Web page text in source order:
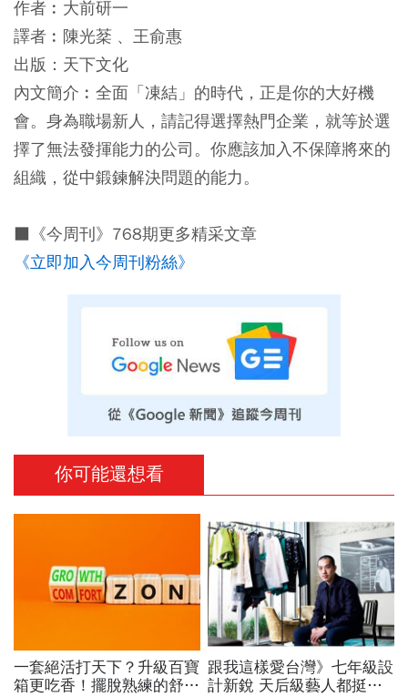
作者︰大前研一
譯者︰陳光棻 、王俞惠
出版：天下文化
內文簡介︰全面「凍結」的時代，正是你的大好機
會。身為職場新人，請記得選擇熱門企業，就等於選
擇了無法發揮能力的公司。你應該加入不保障將來的
組織，從中鍛鍊解決問題的能力。
■《今周刊》768期更多精采文章
《立即加入今周刊粉絲》
你可能還想看
一套絕活打天下？升級百寶
箱更吃香！擺脫熟練的舒適
跟我這樣愛台灣》七年級設
計新銳 天后級藝人都挺他